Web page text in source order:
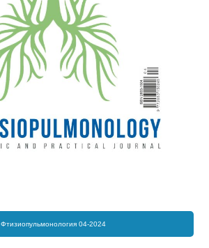
Фтизиопульмонология 04-2024